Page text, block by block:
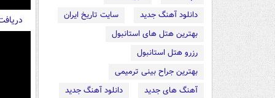
دانلود آهنگ جدید
سایت تاریخ ایران
بهترین هتل های استانبول
رزرو هتل استانبول
بهترین جراح بینی ترمیمی
آهنگ های جدید
دانلود آهنگ جدید